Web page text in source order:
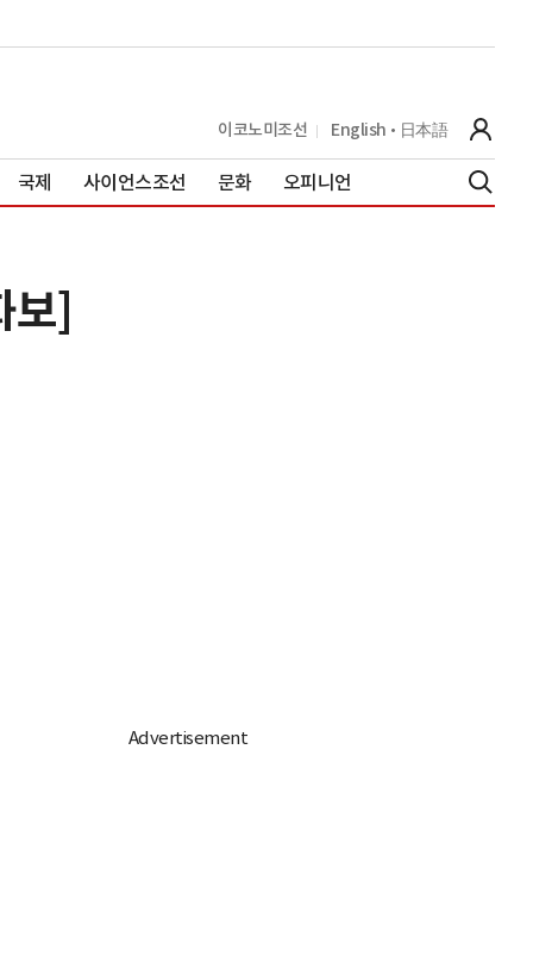
이코노미조선 English 日本語
국제 사이언스조선 문화 오피니언
]